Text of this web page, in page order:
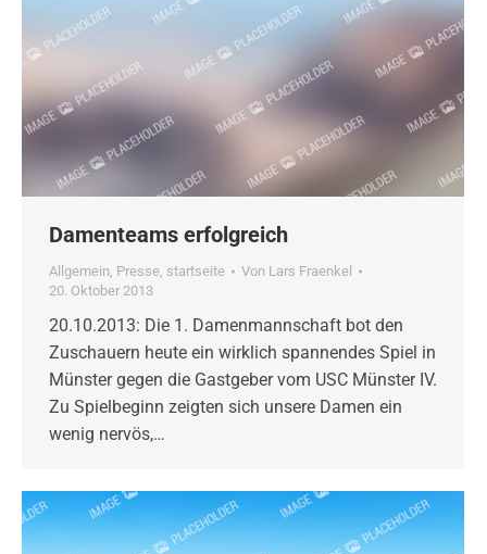
Damenteams erfolgreich
Allgemein, Presse, startseite Von Lars Fraenkel
20. Oktober 2013
20.10.2013: Die 1. Damenmannschaft bot den
Zuschauern heute ein wirklich spannendes Spiel in
Münster gegen die Gastgeber vom USC Münster IV.
Zu Spielbeginn zeigten sich unsere Damen ein
wenig nervös,…